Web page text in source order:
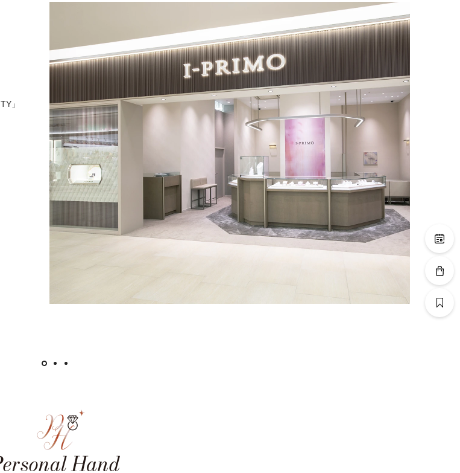
」
220種類以上のデザインを取り揃えているブライダルリング専門店。広々とした店内で
はゆっくりとくつろぎながら指輪選びをお楽しみいただけます。
最高のサービスと豊富